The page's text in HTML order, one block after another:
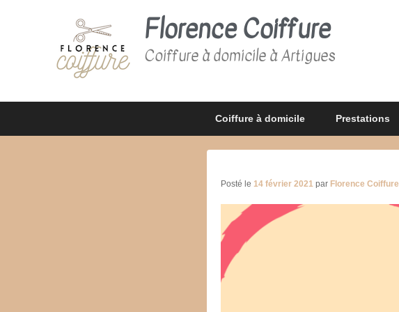
Florence Coiffure
Coiffure à domicile à Artigues
Coiffure à domicile Prestations
Posté le 14 février 2021 par Florence Coiffure